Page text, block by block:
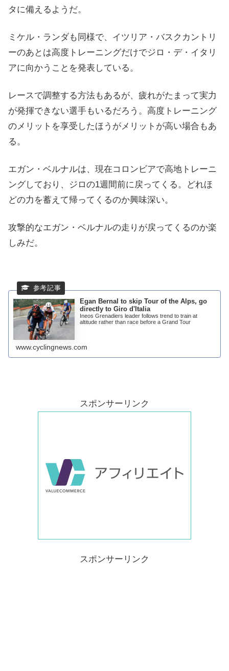
タに備えるようだ。
ミケル・ランダも同様で、イツリア・バスクカントリ
ーのあとは高度トレーニングだけでジロ・デ・イタリ
アに向かうことを発表している。
レースで調整する方法もあるが、疲れがたまって実力
が発揮できない選手もいるだろう。高度トレーニング
のメリットを享受したほうがメリットが高い場合もあ
る。
エガン・ベルナルは、現在コロンビアで高地トレーニ
ングしており、ジロの1週間前に戻ってくる。どれほ
どの力を蓄えて帰ってくるのか興味深い。
攻撃的なエガン・ベルナルの走りが戻ってくるのか楽
しみだ。
Egan Bernal to skip Tour of the Alps, go
directly to Giro d'Italia
Ineos Grenadiers leader follows trend to train at
altitude rather than race before a Grand Tour
www.cyclingnews.com
スポンサーリンク
スポンサーリンク